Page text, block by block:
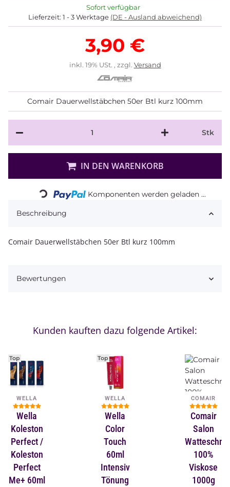
Sofort verfügbar
Lieferzeit: 1 - 3 Werktage (DE - Ausland abweichend)
3,90 €
inkl. 19% USt. , zzgl. Versand
Comair Dauerwellstäbchen 50er Btl kurz 100mm
Stk
IN DEN WARENKORB
Loading... Komponenten werden geladen ...
Beschreibung
Comair Dauerwellstäbchen 50er Btl kurz 100mm
Bewertungen
Kunden kauften dazu folgende Artikel:
Top
WELLA
Wella
Koleston
Perfect /
Koleston
Perfect
Me+ 60ml
Top
WELLA
Wella
Color
Touch
60ml
Intensiv
Tönung
COMAIR
Comair
Salon
100%
Viskose
1000g